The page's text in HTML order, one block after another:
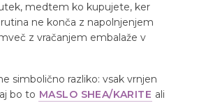
medtem ko kupujete, ker
ne konča z napolnjenjem
z vračanjem embalaže v
simbolično razliko: vsak vrnjen
bo to MASLO SHEA/KARITE ali